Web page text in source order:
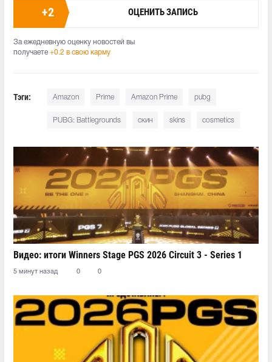
+2 ОЦЕНИТЬ ЗАПИСЬ
За ежедневную оценку новостей вы
получаете +0.2 в свою карму
Тэги: Amazon Prime Amazon Prime pubg
PUBG: Battlegrounds скин skins cosmetics
Видео: итоги Winners Stage PGS 2026 Circuit 3 - Series 1
5 минут назад 0 0